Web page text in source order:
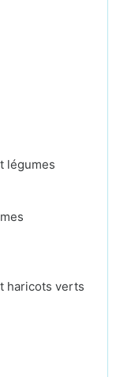
légumes
haricots verts